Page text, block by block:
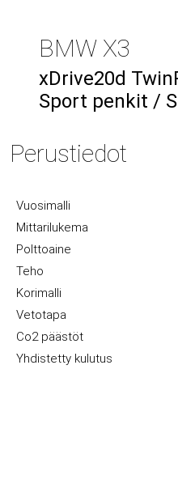
BMW X3
xDrive20d
Sport penkit /
Perustiedot
Vuosimalli
Mittarilukema
Polttoaine
Teho
Korimalli
Vetotapa
Co2 päästöt
Yhdistetty kulutus